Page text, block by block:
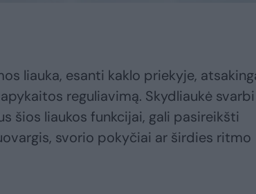
liauka, esanti kaklo priekyje,
reguliavimą. Skydliaukė svarbi
šios liaukos funkcijai, gali pasireikšti
svorio pokyčiai ar širdies ritmo